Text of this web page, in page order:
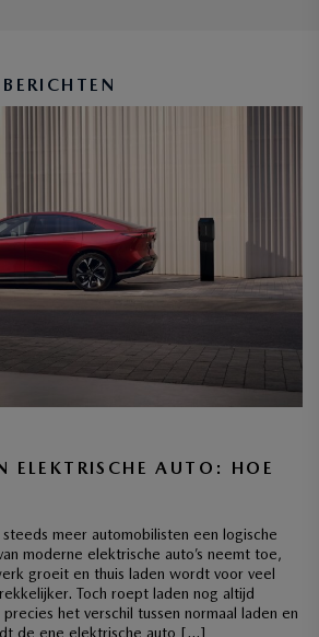
ELEKTRISCHE AUTO: HOE
meer automobilisten een logische
moderne elektrische auto’s neemt toe,
groeit en thuis laden wordt voor veel
Toch roept laden nog altijd
het verschil tussen normaal laden en
de ene elektrische auto […]